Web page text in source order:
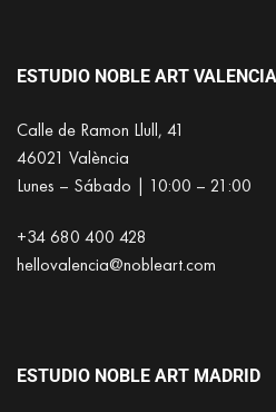
ESTUDIO NOBLE ART VALENCIA
Calle de Ramon Llull, 41
46021 València
Lunes – Sábado | 10:00 – 21:00
+34 680 400 428
hellovalencia@nobleart.com
ESTUDIO NOBLE ART MADRID